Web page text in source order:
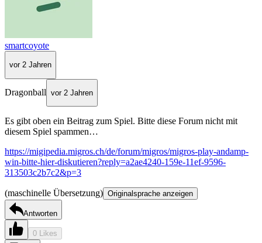
smartcoyote
vor 2 Jahren
Dragonball vor 2 Jahren
Es gibt oben ein Beitrag zum Spiel. Bitte diese Forum nicht mit
diesem Spiel spammen…
https://migipedia.migros.ch/de/forum/migros/migros-play-andamp-
win-bitte-hier-diskutieren?reply=a2ae4240-159e-11ef-9596-
313503c2b7c2&p=3
(maschinelle Übersetzung) Originalsprache anzeigen
Antworten
0 Likes